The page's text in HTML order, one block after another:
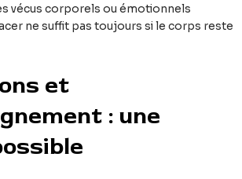
vécus corporels ou émotionnels
ne suffit pas toujours si le corps reste
et
: une